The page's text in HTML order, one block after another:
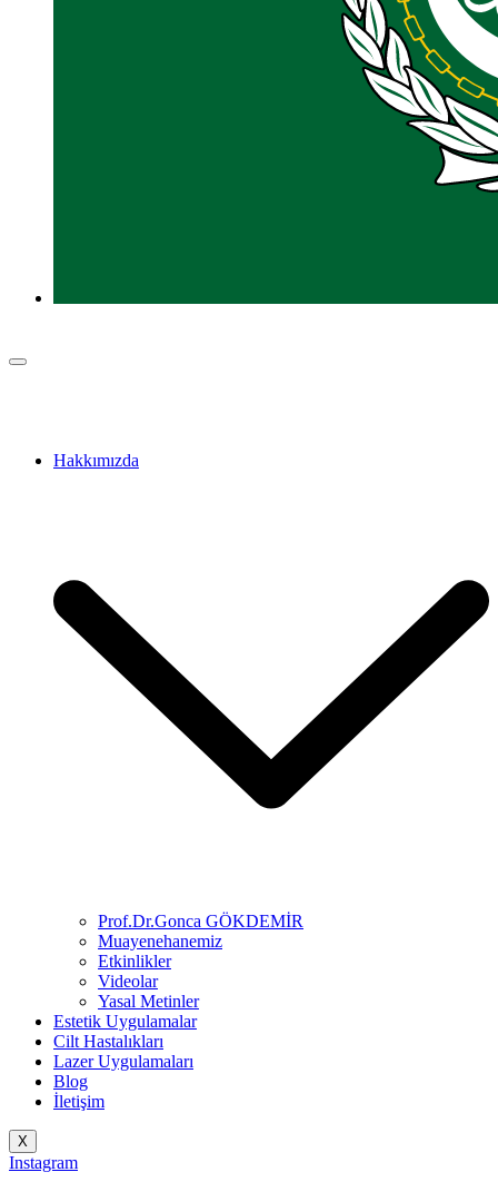
Hakkımızda
Prof.Dr.Gonca GÖKDEMİR
Muayenehanemiz
Etkinlikler
Videolar
Yasal Metinler
Estetik Uygulamalar
Cilt Hastalıkları
Lazer Uygulamaları
Blog
İletişim
X
Instagram